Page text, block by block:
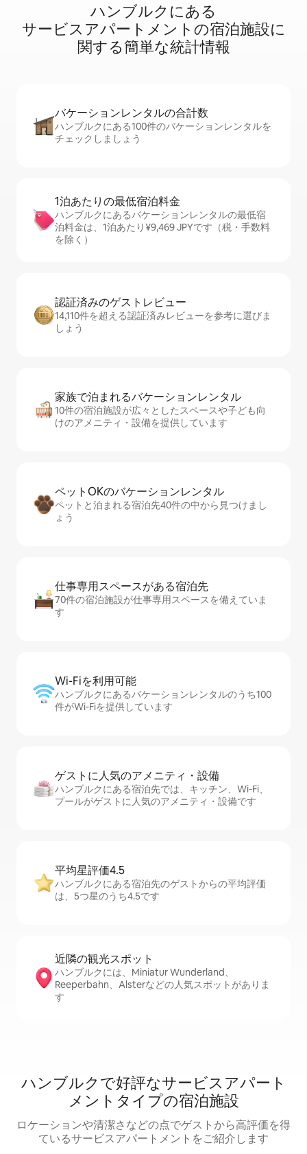
ハンブルクに⁠あ⁠る
サ⁠ー⁠ビ⁠ス⁠ア⁠パ⁠ー⁠ト⁠メ⁠ン⁠ト⁠の宿⁠泊⁠施⁠設⁠に
関⁠す⁠る簡⁠単⁠な統⁠計⁠情⁠報
バケーションレ⁠ン⁠タ⁠ル⁠の合⁠計⁠数
ハンブルクにある100件のバケーションレンタルを
チェックしましょう
1泊あたりの最⁠低⁠宿⁠泊⁠料⁠金
ハンブルクにあるバケーションレンタルの最低宿
泊料金は、1泊あたり¥9,469 JPYです（税・手数料
を除く）
認証済みのゲ⁠ス⁠ト⁠レ⁠ビ⁠ュ⁠ー
14,110件を超える認証済みレビューを参考に選びま
しょう
家族で泊まれるバ⁠ケ⁠ー⁠シ⁠ョ⁠ンレ⁠ン⁠タ⁠ル
10件の宿泊施設が広々としたスペースや子ども向
けのアメニティ・設備を提供しています
ペットOKのバ⁠ケ⁠ー⁠シ⁠ョ⁠ンレ⁠ン⁠タ⁠ル
ペットと泊まれる宿泊先40件の中から見つけまし
ょう
仕事専用ス⁠ペ⁠ー⁠スがあ⁠る宿⁠泊⁠先
70件の宿泊施設が仕事専用スペースを備えていま
す
Wi-Fiを利⁠用⁠可⁠能
ハンブルクにあるバケーションレンタルのうち100
件がWi-Fiを提供しています
ゲストに人⁠気⁠のア⁠メ⁠ニ⁠テ⁠ィ・設⁠備
ハンブルクにある宿泊先では、キッチン、Wi-Fi、
プールがゲストに人気のアメニティ・設備です
平均星評価4.5
ハンブルクにある宿泊先のゲストからの平均評価
は、5つ星のうち4.5です
近隣の観光ス⁠ポ⁠ッ⁠ト
ハンブルクには、Miniatur Wunderland、
Reeperbahn、Alsterなどの人気スポットがありま
す
ハンブルクで好評なサービスアパート
メントタイプの宿泊施設
ロケーションや清潔さなどの点でゲストから高評価を得
ているサービスアパートメントをご紹介します